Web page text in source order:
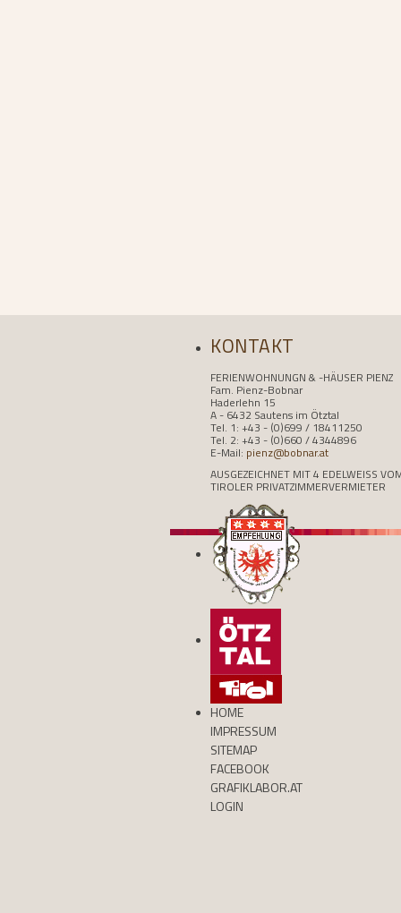
KONTAKT
FERIENWOHNUNGN & -HÄUSER PIENZ
Fam. Pienz-Bobnar
Haderlehn 15
A - 6432 Sautens im Ötztal
Tel. 1: +43 - (0)699 / 18411250
Tel. 2: +43 - (0)660 / 4344896
E-Mail: pienz@bobnar.at
AUSGEZEICHNET MIT 4 EDELWEISS
TIROLER PRIVATZIMMERVERMIETER
HOME
IMPRESSUM
SITEMAP
FACEBOOK
GRAFIKLABOR.AT
LOGIN